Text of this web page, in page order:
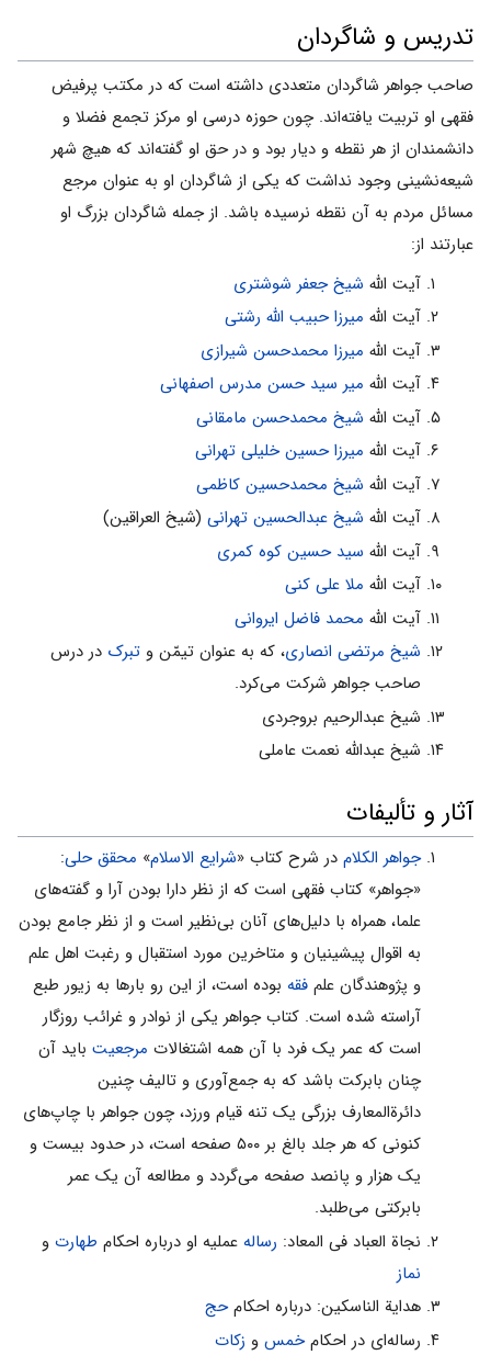
تدریس و شاگردان
صاحب جواهر شاگردان متعددی داشته است که در مکتب پرفیض
فقهی او تربیت یافته‌اند. چون حوزه درسی او مرکز تجمع فضلا و
دانشمندان از هر نقطه و دیار بود و در حق او گفته‌اند که هیچ شهر
شیعه‌نشینی وجود نداشت که یکی از شاگردان او به عنوان مرجع
مسائل مردم به آن نقطه نرسیده باشد. از جمله شاگردان بزرگ او
عبارتند از:
آیت الله شیخ جعفر شوشتری
آیت الله میرزا حبیب الله رشتی
آیت الله میرزا محمدحسن شیرازی
آیت الله میر سید حسن مدرس اصفهانی
آیت الله شیخ محمدحسن مامقانی
آیت الله میرزا حسین خلیلی تهرانی
آیت الله شیخ محمدحسین کاظمی
آیت الله شیخ عبدالحسین تهرانی(شیخ العراقین)
آیت الله سید حسین کوه کمرى
آیت الله ملا على کنى
آیت الله محمد فاضل ایروانی
شیخ مرتضی انصاری، که به عنوان تیمّن و تبرک در درس
صاحب جواهر شرکت می‌کرد.
شیخ عبدالرحیم بروجردى
شیخ عبدالله نعمت عاملى
آثار و تألیفات
جواهر الکلامدر شرح کتاب «شرایع الاسلام» محقق حلى:
«جواهر» کتاب فقهی است که از نظر دارا بودن آرا و گفته‌های
علما، همراه با دلیل‌های آنان بی‌نظیر است و از نظر جامع بودن
به اقوال پیشینیان و متاخرین مورد استقبال و رغبت اهل علم
و پژوهندگان علم فقهبوده است، از این رو بارها به زیور طبع
آراسته شده است. کتاب جواهر یکی از نوادر و غرائب روزگار
است که عمر یک فرد با آن همه اشتغالات مرجعیتباید آن
چنان بابرکت باشد که به جمع‌آوری و تالیف چنین
دائرة‌المعارف بزرگی یک تنه قیام ورزد، چون جواهر با چاپ‌های
کنونی که هر جلد بالغ بر ۵۰۰ صفحه است، در حدود بیست و
یک هزار و پانصد صفحه می‌‌گردد و مطالعه آن یک عمر
بابرکتی می‌‌طلبد.
نجاة العباد فى المعاد: رسالهعملیه او درباره احکام طهارتو
نماز
هدایة الناسکین: درباره احکامحج
رساله‌اى در احکامخمسو زکات